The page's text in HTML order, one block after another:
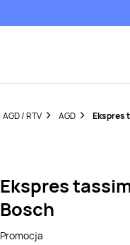
AGD / RTV AGD Ekspres
Ekspres
Bosch
Promocja